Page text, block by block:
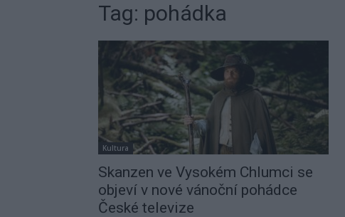
Tag: pohádka
Kultura
Skanzen ve Vysokém Chlumci se
objeví v nové vánoční pohádce
České televize